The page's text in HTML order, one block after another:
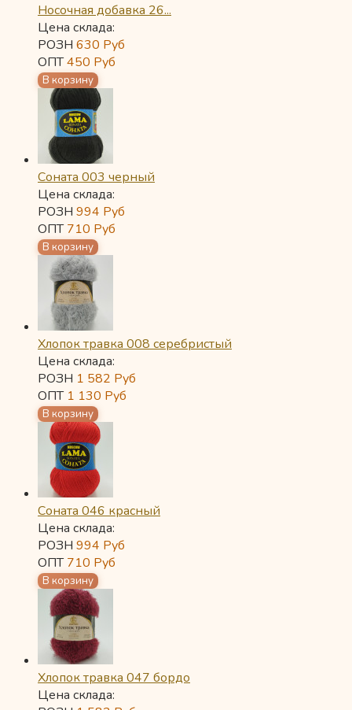
Носочная добавка 26...
Цена склада:
РОЗН 630 Руб
ОПТ450 Руб
Соната 003 черный
Цена склада:
РОЗН 994 Руб
ОПТ710 Руб
Хлопок травка 008 серебристый
Цена склада:
РОЗН 1 582 Руб
ОПТ 1 130 Руб
Соната 046 красный
Цена склада:
РОЗН 994 Руб
ОПТ710 Руб
Хлопок травка 047 бордо
Цена склада: